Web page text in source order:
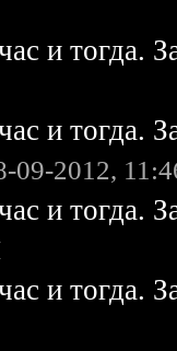
и тогда.
и тогда.
09-2012,
и тогда.
и тогда.